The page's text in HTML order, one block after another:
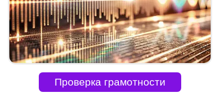
Проверка грамотности